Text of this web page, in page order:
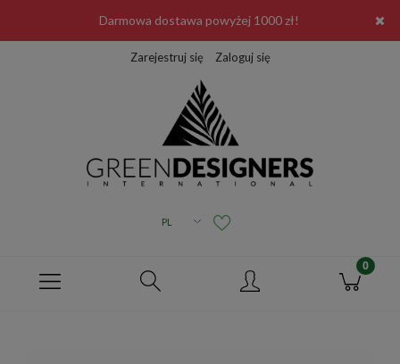
Darmowa dostawa powyżej 1000 zł!
Zarejestruj się Zaloguj się